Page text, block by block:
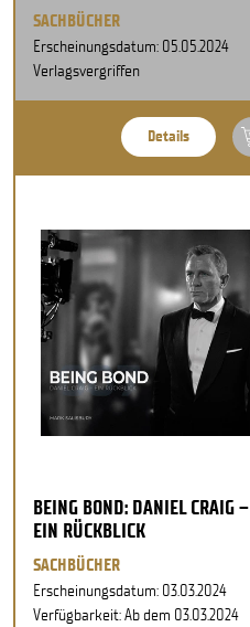
SACHBÜCHER
Erscheinungsdatum: 05.05.2024
Verlagsvergriffen
Details
BEING BOND: DANIEL CRAIG –
EIN RÜCKBLICK
SACHBÜCHER
Erscheinungsdatum: 03.03.2024
Verfügbarkeit: Ab dem 03.03.2024